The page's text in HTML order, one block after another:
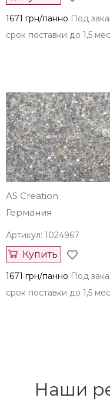
1671 грн/панно Под
срок поставки до 1,5
AS Creation
Германия
Артикул: 1024967
Купить
1671 грн/панно Под
срок поставки до 1,5
Наши